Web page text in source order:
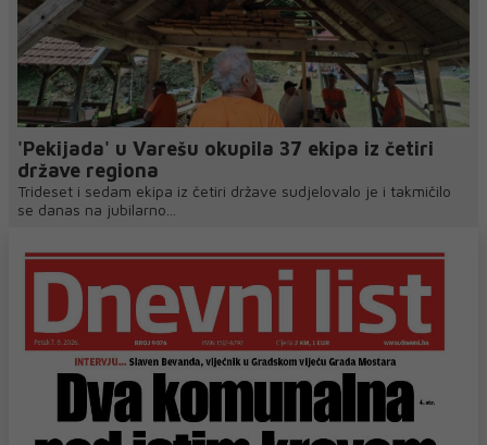
'Pekijada' u Varešu okupila 37 ekipa iz četiri
države regiona
Trideset i sedam ekipa iz četiri države sudjelovalo je i takmičilo
se danas na jubilarno...